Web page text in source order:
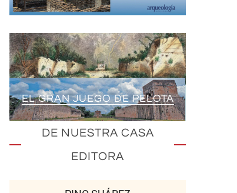
EL GRAN JUEGO DE PELOTA
DE NUESTRA CASA
EDITORA